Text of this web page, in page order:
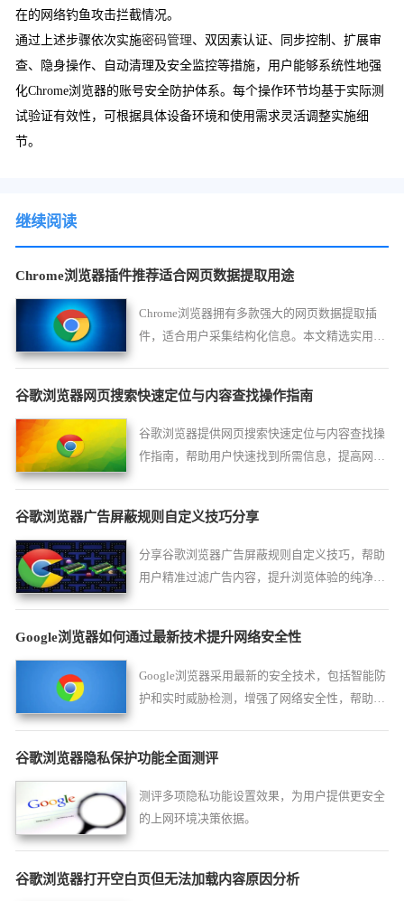
在的网络钓鱼攻击拦截情况。
通过上述步骤依次实施密码管理、双因素认证、同步控制、扩展审
查、隐身操作、自动清理及安全监控等措施，用户能够系统性地强
化Chrome浏览器的账号安全防护体系。每个操作环节均基于实际测
试验证有效性，可根据具体设备环境和使用需求灵活调整实施细
节。
继续阅读
Chrome浏览器插件推荐适合网页数据提取用途
Chrome浏览器拥有多款强大的网页数据提取插
件，适合用户采集结构化信息。本文精选实用扩
谷歌浏览器网页搜索快速定位与内容查找操作指南
谷歌浏览器提供网页搜索快速定位与内容查找操
作指南，帮助用户快速找到所需信息，提高网页
谷歌浏览器广告屏蔽规则自定义技巧分享
分享谷歌浏览器广告屏蔽规则自定义技巧，帮助
用户精准过滤广告内容，提升浏览体验的纯净与
Google浏览器如何通过最新技术提升网络安全性
Google浏览器采用最新的安全技术，包括智能防
护和实时威胁检测，增强了网络安全性，帮助用
谷歌浏览器隐私保护功能全面测评
测评多项隐私功能设置效果，为用户提供更安全
的上网环境决策依据。
谷歌浏览器打开空白页但无法加载内容原因分析